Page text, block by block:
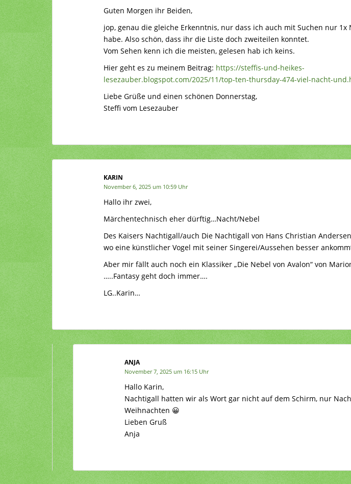
Guten Morgen ihr Beiden,
jop, genau die gleiche Erkenntnis, nur dass ich auch mit Suchen nur 1x
habe. Also schön, dass ihr die Liste doch zweiteilen konntet.
Vom Sehen kenn ich die meisten, gelesen hab ich keins.
Hier geht es zu meinem Beitrag: https://steffis-und-heikes-
lesezauber.blogspot.com/2025/11/top-ten-thursday-474-viel-nacht-
Liebe Grüße und einen schönen Donnerstag,
Steffi vom Lesezauber
KARIN
November 6, 2025 um 10:59 Uhr
Hallo ihr zwei,
Märchentechnisch eher dürftig…Nacht/Nebel
Des Kaisers Nachtigall/auch Die Nachtigall von Hans Christian
wo eine künstlicher Vogel mit seiner Singerei/Aussehen besser
Aber mir fällt auch noch ein Klassiker „Die Nebel von Avalon“ von
…..Fantasy geht doch immer….
LG..Karin…
ANJA
November 7, 2025 um 16:15 Uhr
Hallo Karin,
Nachtigall hatten wir als Wort gar nicht auf dem Schirm, nur
Weihnachten 😀
Lieben Gruß
Anja